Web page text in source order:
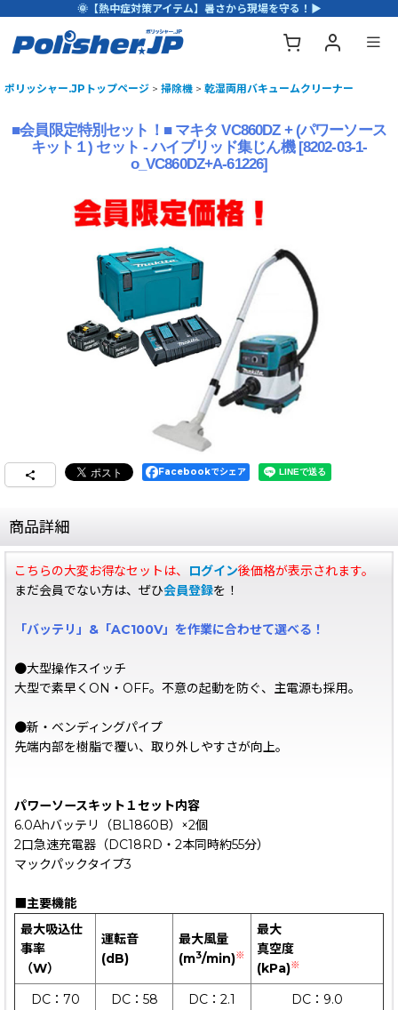
🌞【熱中症対策アイテム】暑さから現場を守る！▶
ポリッシャー.JPトップページ > 掃除機 > 乾湿両用バキュームクリーナー
■会員限定特別セット！■ マキタ VC860DZ + (パワーソース
キット１) セット - ハイブリッド集じん機 [8202-03-1-
o_VC860DZ+A-61226]
Facebookでシェア
商品詳細
こちらの大変お得なセットは、 ログイン後価格が表示されます。
まだ会員でない方は、ぜひ会員登録を！
「バッテリ」&「AC100V」を作業に合わせて選べる！
●大型操作スイッチ
大型で素早くON・OFF。不意の起動を防ぐ、主電源も採用。
●新・ベンディングパイプ
先端内部を樹脂で覆い、取り外しやすさが向上。
パワーソースキット１セット内容
6.0Ahバッテリ（BL1860B）×2個
2口急速充電器（DC18RD・2本同時約55分）
マックパックタイプ3
■主要機能
最大吸込仕
事率
（W）
運転音
(dB)
最大風量
(m3/min)※
最大
真空度
(kPa)※
DC：70
DC：58
DC：2.1
DC：9.0